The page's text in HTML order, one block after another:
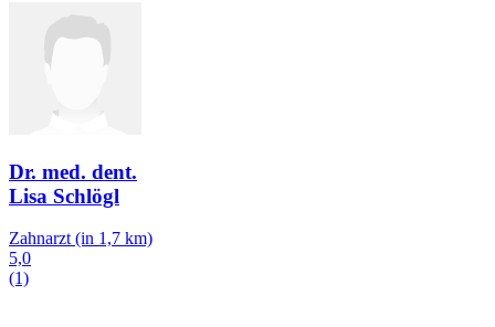
Dr. med. dent.
Lisa Schlögl
Zahnarzt (in 1,7 km)
5,0
(1)